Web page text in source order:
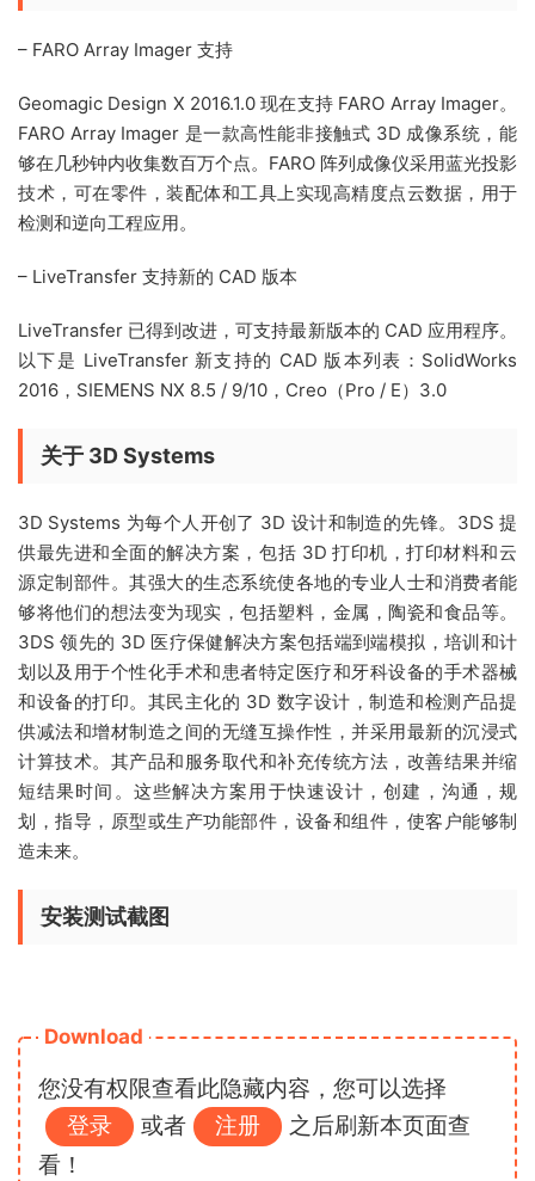
– FARO Array Imager 支持
Geomagic Design X 2016.1.0 现在支持 FARO Array Imager。
FARO Array Imager 是一款高性能非接触式 3D 成像系统，能
够在几秒钟内收集数百万个点。FARO 阵列成像仪采用蓝光投影
技术，可在零件，装配体和工具上实现高精度点云数据，用于
检测和逆向工程应用。
– LiveTransfer 支持新的 CAD 版本
LiveTransfer 已得到改进，可支持最新版本的 CAD 应用程序。
以下是 LiveTransfer 新支持的 CAD 版本列表：SolidWorks
2016，SIEMENS NX 8.5 / 9/10，Creo（Pro / E）3.0
关于 3D Systems
3D Systems 为每个人开创了 3D 设计和制造的先锋。3DS 提
供最先进和全面的解决方案，包括 3D 打印机，打印材料和云
源定制部件。其强大的生态系统使各地的专业人士和消费者能
够将他们的想法变为现实，包括塑料，金属，陶瓷和食品等。
3DS 领先的 3D 医疗保健解决方案包括端到端模拟，培训和计
划以及用于个性化手术和患者特定医疗和牙科设备的手术器械
和设备的打印。其民主化的 3D 数字设计，制造和检测产品提
供减法和增材制造之间的无缝互操作性，并采用最新的沉浸式
计算技术。其产品和服务取代和补充传统方法，改善结果并缩
短结果时间。这些解决方案用于快速设计，创建，沟通，规
划，指导，原型或生产功能部件，设备和组件，使客户能够制
造未来。
安装测试截图
Download
您没有权限查看此隐藏内容，您可以选择
登录
或者 注册
之后刷新本页面查
看！